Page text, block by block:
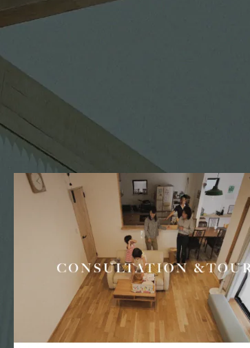
2024年03月 (21)
2023年12月 (7)